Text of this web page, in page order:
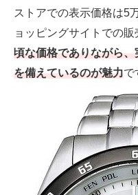
ストアでの表示価格は5
ョッピングサイトでの
頃な価格でありながら
を備えているのが魅力で